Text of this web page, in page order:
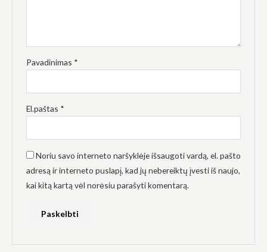
Pavadinimas *
El.paštas *
Noriu savo interneto naršyklėje išsaugoti vardą, el. pašto
adresą ir interneto puslapį, kad jų nebereiktų įvesti iš naujo,
kai kitą kartą vėl norėsiu parašyti komentarą.